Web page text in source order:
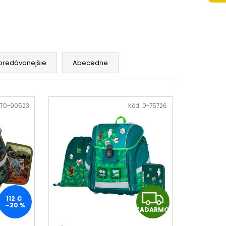
Abecedne
112 €
–20 %
90523
Z
A
ZADARMO
Kód: 0-75726